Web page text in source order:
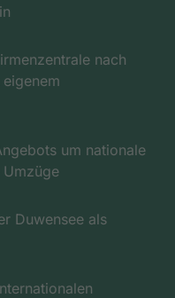
nach
um nationale
Duwensee als